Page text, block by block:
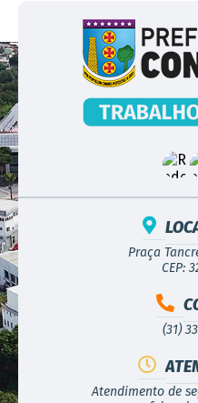
Praça
CEP:
(31)
Atendimento de